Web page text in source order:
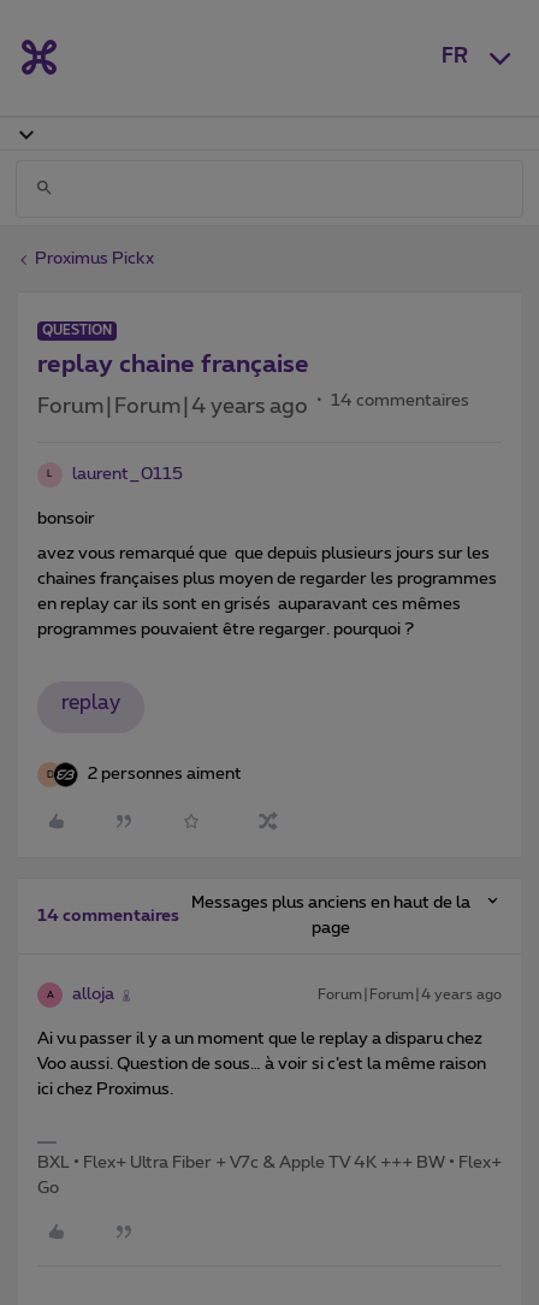
FR
Proximus Pickx
QUESTION
replay chaine française
Forum|Forum|4 years ago 14 commentaires
L laurent_0115
bonsoir
avez vous remarqué que que depuis plusieurs jours sur les
chaines françaises plus moyen de regarder les programmes
en replay car ils sont en grisés auparavant ces mêmes
programmes pouvaient être regarger. pourquoi ?
replay
D 2 personnes aiment
14 commentaires
Messages plus anciens en haut de la
page
A alloja Forum|Forum|4 years ago
Ai vu passer il y a un moment que le replay a disparu chez
Voo aussi. Question de sous… à voir si c’est la même raison
ici chez Proximus.
BXL • Flex+ Ultra Fiber + V7c & Apple TV 4K +++ BW • Flex+
Go